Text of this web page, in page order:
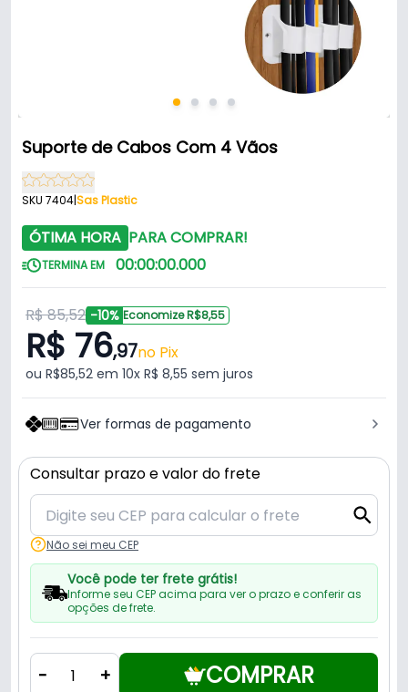
Suporte de Cabos Com 4 Vãos
SKU 7404|Sas Plastic
ÓTIMA HORA PARA COMPRAR!
TERMINA EM 00:00:00.000
R$ 85,52 -10% Economize R$8,55
R$ 76,97no Pix
ou R$85,52 em 10x R$ 8,55 sem juros
Ver formas de pagamento
Consultar prazo e valor do frete
Não sei meu CEP
Você pode ter frete grátis!
Informe seu CEP acima para ver o prazo e conferir as
opções de frete.
- + COMPRAR